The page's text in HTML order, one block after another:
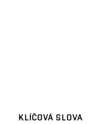
KLÍČOVÁ SLOVA